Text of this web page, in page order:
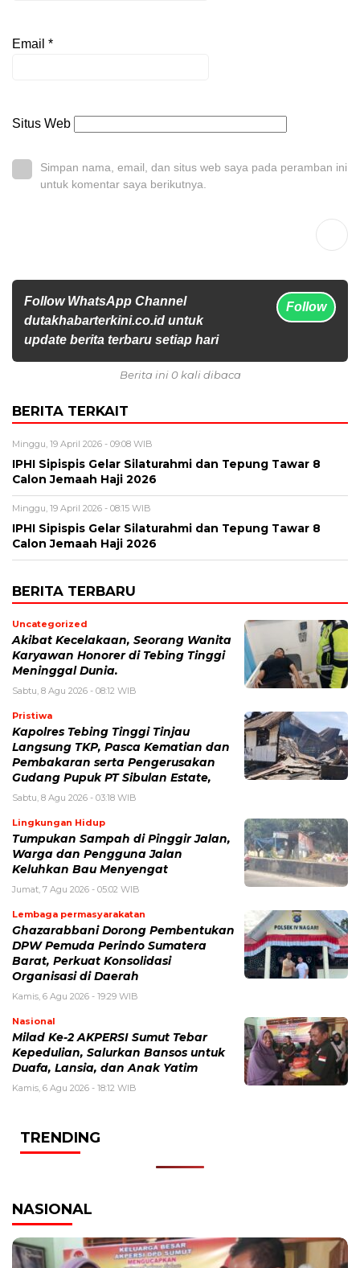
Email *
Situs Web
Simpan nama, email, dan situs web saya pada peramban ini
untuk komentar saya berikutnya.
Follow WhatsApp Channel
dutakhabarterkini.co.id untuk
update berita terbaru setiap hari
Follow
Berita ini 0 kali dibaca
BERITA TERKAIT
Minggu, 19 April 2026 - 09:08 WIB
IPHI Sipispis Gelar Silaturahmi dan Tepung Tawar 8
Calon Jemaah Haji 2026
Minggu, 19 April 2026 - 08:15 WIB
IPHI Sipispis Gelar Silaturahmi dan Tepung Tawar 8
Calon Jemaah Haji 2026
BERITA TERBARU
Uncategorized
Akibat Kecelakaan, Seorang Wanita
Karyawan Honorer di Tebing Tinggi
Meninggal Dunia.
Sabtu, 8 Agu 2026 - 08:12 WIB
Pristiwa
Kapolres Tebing Tinggi Tinjau
Langsung TKP, Pasca Kematian dan
Pembakaran serta Pengerusakan
Gudang Pupuk PT Sibulan Estate,
Sabtu, 8 Agu 2026 - 03:18 WIB
Lingkungan Hidup
Tumpukan Sampah di Pinggir Jalan,
Warga dan Pengguna Jalan
Keluhkan Bau Menyengat
Jumat, 7 Agu 2026 - 05:02 WIB
Lembaga permasyarakatan
Ghazarabbani Dorong Pembentukan
DPW Pemuda Perindo Sumatera
Barat, Perkuat Konsolidasi
Organisasi di Daerah
Kamis, 6 Agu 2026 - 19:29 WIB
Nasional
Milad Ke-2 AKPERSI Sumut Tebar
Kepedulian, Salurkan Bansos untuk
Duafa, Lansia, dan Anak Yatim
Kamis, 6 Agu 2026 - 18:12 WIB
TRENDING
NASIONAL